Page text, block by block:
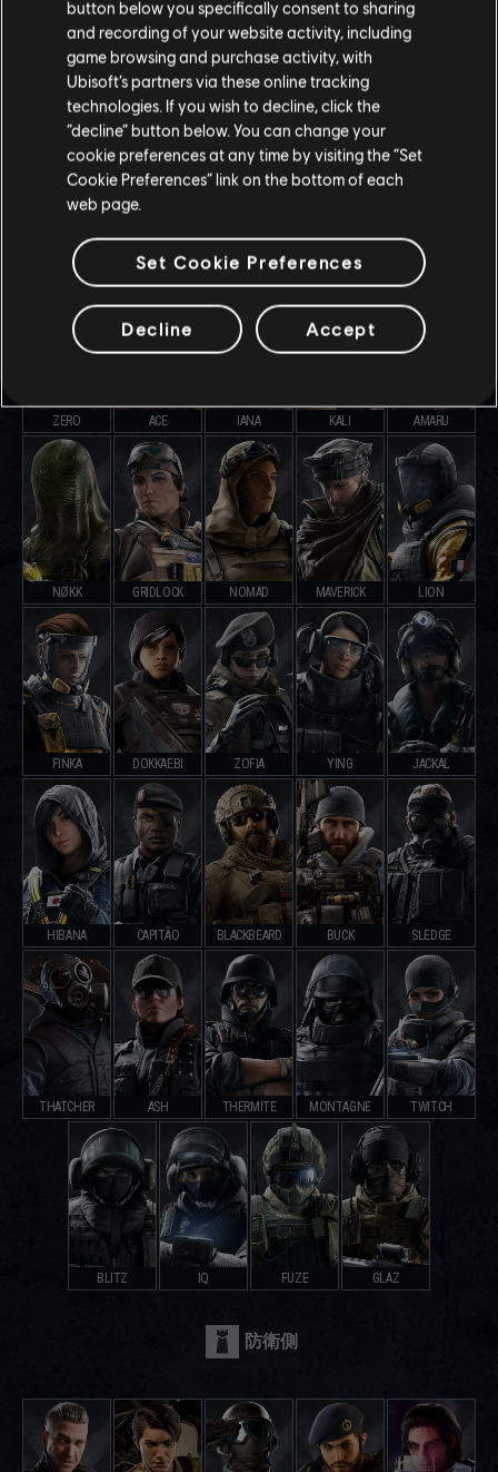
SOLID SNAKE RAUORA STRIKER DEIMOS
BRAVA FLORES
ZERO ACE IANA KALI AMARU
NØKK GRIDLOCK NOMAD MAVERICK LION
FINKA DOKKAEBI ZOFIA YING JACKAL
HIBANA CAPITÃO BLACKBEARD BUCK SLEDGE
THATCHER ASH THERMITE MONTAGNE TWITCH
BLITZ IQ FUZE GLAZ
防衛側
button below you specifically consent to sharing
and recording of your website activity, including
game browsing and purchase activity, with
Ubisoft’s partners via these online tracking
technologies. If you wish to decline, click the
“decline” button below. You can change your
cookie preferences at any time by visiting the “Set
Cookie Preferences” link on the bottom of each
web page.
Set Cookie Preferences
Decline Accept